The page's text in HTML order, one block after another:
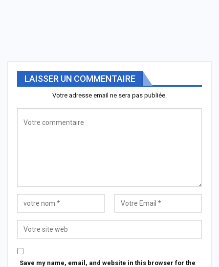
LAISSER UN COMMENTAIRE
Votre adresse email ne sera pas publiée.
Save my name, email, and website in this browser for the